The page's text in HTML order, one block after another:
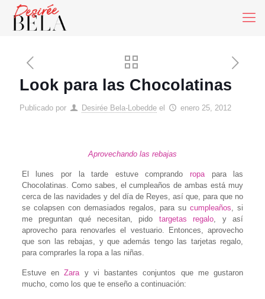
Look para las Chocolatinas
Publicado por Desirée Bela-Lobedde el enero 25, 2012
Aprovechando las rebajas
El lunes por la tarde estuve comprando ropapara las
Chocolatinas. Como sabes, el cumpleaños de ambas está muy
cerca de las navidades y del día de Reyes, así que, para que no
se colapsen con demasiados regalos, para sucumpleaños, si
me preguntan qué necesitan, pido targetas regalo, y así
aprovecho para renovarles el vestuario. Entonces, aprovecho
que son las rebajas, y que además tengo las tarjetas regalo,
para comprarles la ropa a las niñas.
Estuve enZaray vi bastantes conjuntos que me gustaron
mucho, como los que te enseño a continuación: